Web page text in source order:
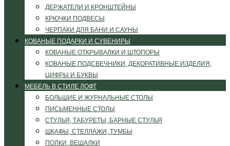
ДЕРЖАТЕЛИ И КРОНШТЕЙНЫ
КРЮЧКИ ПОДВЕСЫ
ЧЕРПАКИ ДЛЯ БАНИ И САУНЫ
КОВАНЫЕ ПОДАРКИ И СУВЕНИРЫ
КОВАНЫЕ ОТКРЫВАЛКИ И ШТОПОРЫ
КОВАНЫЕ ПОДСВЕЧНИКИ, ДЕКОРАТИВНЫЕ ИЗДЕЛИЯ,
ЦИФРЫ И БУКВЫ
МЕБЕЛЬ В СТИЛЕ ЛОФТ
БОЛЬШИЕ И ЖУРНАЛЬНЫЕ СТОЛЫ
ПИСЬМЕННЫЕ СТОЛЫ
СТУЛЬЯ, ТАБУРЕТЫ, БАРНЫЕ СТУЛЬЯ
ШКАФЫ, СТЕЛЛАЖИ, ТУМБЫ
ПОЛКИ, ВЕШАЛКИ